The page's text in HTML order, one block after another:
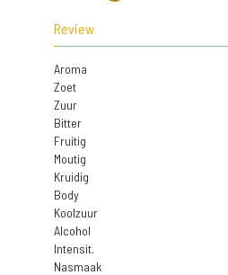
Review
Aroma
Zoet
Zuur
Bitter
Fruitig
Moutig
Kruidig
Body
Koolzuur
Alcohol
Intensit.
Nasmaak